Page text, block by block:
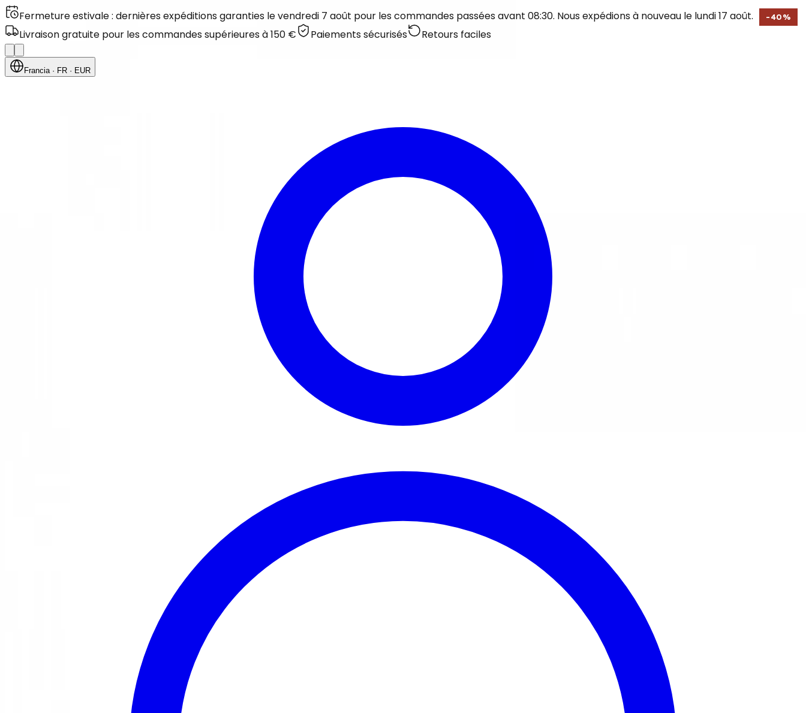
Fermeture estivale : dernières expéditions garanties le vendredi 7 août pour les commandes passées avant 08:30. Nous expédions à nouveau le lundi 17 août.
Livraison gratuite pour les commandes supérieures à 150 €
Paiements sécurisés Retours faciles
Francia· FR · EUR
- 40 %